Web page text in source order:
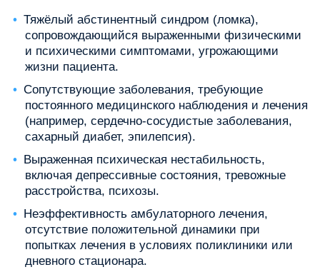
Тяжёлый абстинентный синдром (ломка),
сопровождающийся выраженными физическими
и психическими симптомами, угрожающими
жизни пациента.
Сопутствующие заболевания, требующие
постоянного медицинского наблюдения и лечения
(например, сердечно-сосудистые заболевания,
сахарный диабет, эпилепсия).
Выраженная психическая нестабильность,
включая депрессивные состояния, тревожные
расстройства, психозы.
Неэффективность амбулаторного лечения,
отсутствие положительной динамики при
попытках лечения в условиях поликлиники или
дневного стационара.